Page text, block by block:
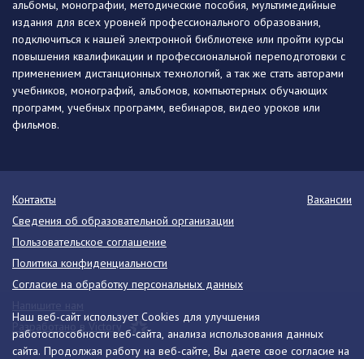
Наш веб-сайт использует Cookies для улучшения
работоспособности веб-сайта, анализа использования данных
сайта. Продолжая работу на веб-сайте, Вы даете свое согласие на
альбомы, монографии, методические пособия, мультимедийные
издания для всех уровней профессионального образования,
подключиться к нашей электронной библиотеке или пройти курсы
повышения квалификации и профессиональной переподготовки с
применением дистанционных технологий, а так же стать авторами
учебников, монографий, альбомов, компьютерных обучающих
программ, учебных программ, вебинаров, видео уроков или
фильмов.
Контакты
Вакансии
Сведения об образовательной организации
Пользовательское соглашение
Политика конфиденциальности
Согласие на обработку персональных данных
Разработано в Victory